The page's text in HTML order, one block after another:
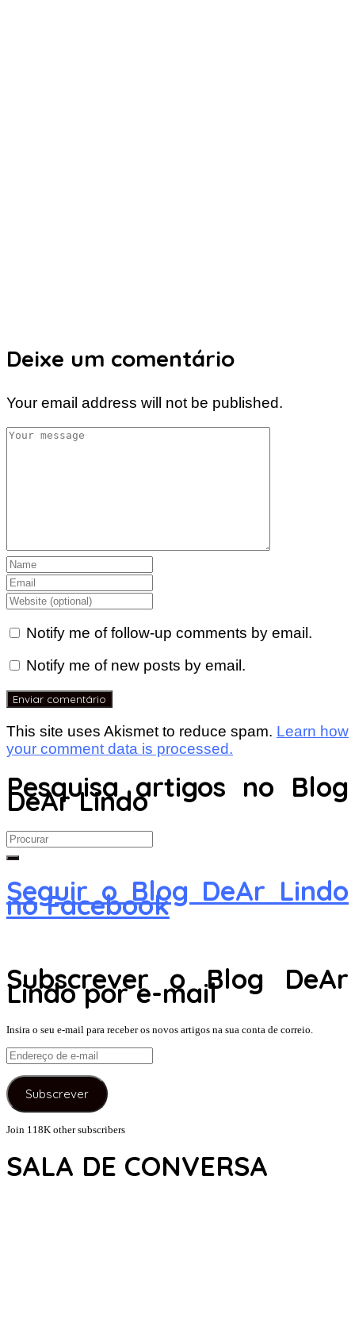
Deixe um comentário
Your email address will not be published.
Notify me of follow-up comments by email.
Notify me of new posts by email.
This site uses Akismet to reduce spam. Learn how
your comment data is processed.
Pesquisa artigos no Blog
DeAr Lindo
Search
for:
Seguir o Blog DeAr Lindo
no Facebook
Subscrever o Blog DeAr
Lindo por e-mail
Insira o seu e-mail para receber os novos artigos na sua conta de correio.
Endereço
de
e-
mail
Subscrever
Join 118K other subscribers
SALA DE CONVERSA